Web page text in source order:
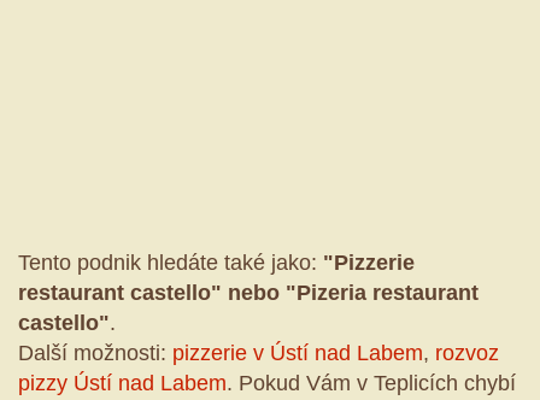
Tento podnik hledáte také jako: "Pizzerie
restaurant castello" nebo "Pizeria restaurant
castello".
Další možnosti: pizzerie v Ústí nad Labem, rozvoz
pizzy Ústí nad Labem. Pokud Vám v Teplicích chybí